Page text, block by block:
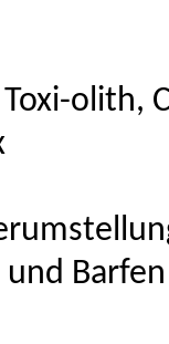
olith,